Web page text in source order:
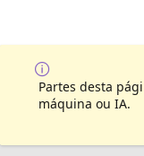
Partes desta
máquina ou IA.